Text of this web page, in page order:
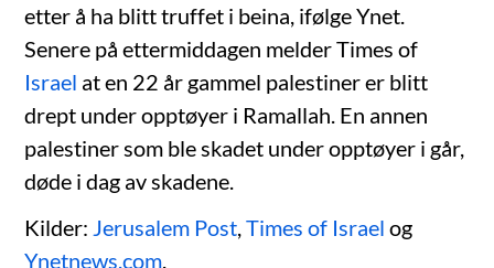
etter å ha blitt truffet i beina, ifølge Ynet.
Senere på ettermiddagen melder Times of
Israel at en 22 år gammel palestiner er blitt
drept under opptøyer i Ramallah. En annen
palestiner som ble skadet under opptøyer i går,
døde i dag av skadene.
Kilder: Jerusalem Post ,Times of Israel og
Ynetnews.com